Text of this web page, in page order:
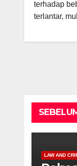
terhadap
terlantar,
LAW AND